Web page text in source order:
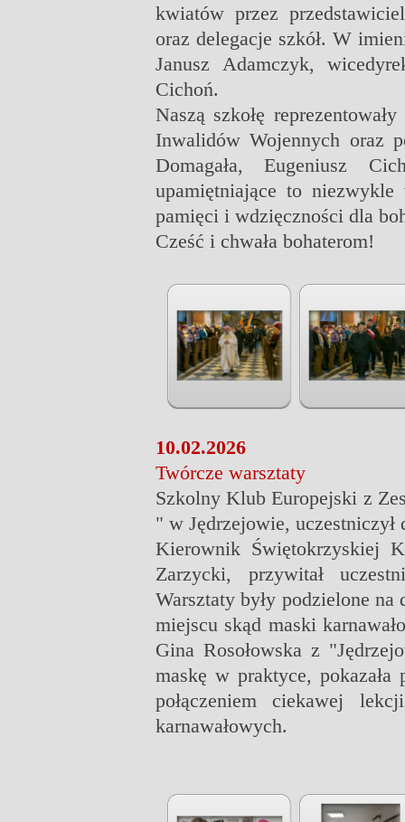
kwiatów przez
oraz delegacje szkół. W
Janusz Adamczyk,
Cichoń.
Naszą szkołę
Inwalidów Wojennych oraz
Domagała, Eugeniusz
upamiętniające to
pamięci i wdzięczności dla
Cześć i chwała bohaterom!
10.02.2026
Twórcze warsztaty
Szkolny Klub Europejski z
" w Jędrzejowie, uczestniczył
Kierownik Świętokrzyskiej
Zarzycki, przywitał
Warsztaty były podzielone
miejscu skąd maski
Gina Rosołowska z
maskę w praktyce, pokazała
połączeniem ciekawej
karnawałowych.